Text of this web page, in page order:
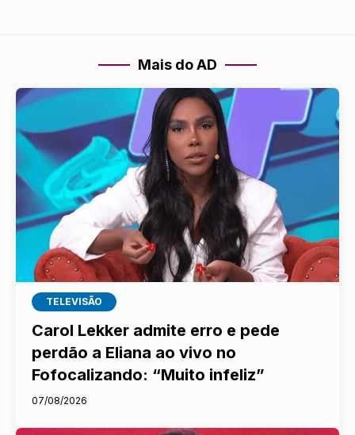
Mais do AD
TELEVISÃO
Carol Lekker admite erro e pede
perdão a Eliana ao vivo no
Fofocalizando: “Muito infeliz”
07/08/2026